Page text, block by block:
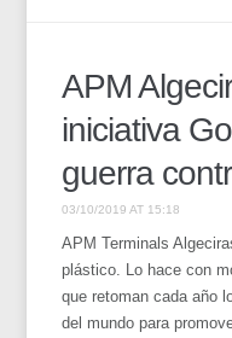
APM
iniciativa
guerra
03/10/2019 AT 15:18
APM Terminals
plástico. Lo hace con
que retoman cada año
del mundo para